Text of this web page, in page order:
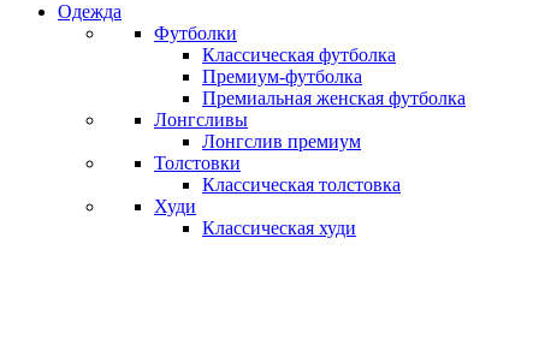
Одежда
Футболки
Классическая футболка
Премиум-футболка
Премиальная женская футболка
Лонгсливы
Лонгслив премиум
Толстовки
Классическая толстовка
Худи
Классическая худи